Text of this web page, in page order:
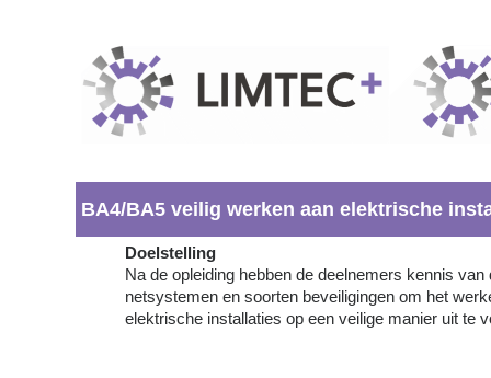
BA4/BA5 veilig werken aan elektrische
Doelstelling
Na de opleiding hebben de deelnemers kennis van
netsystemen en soorten beveiligingen om het
elektrische installaties op een veilige manier uit te